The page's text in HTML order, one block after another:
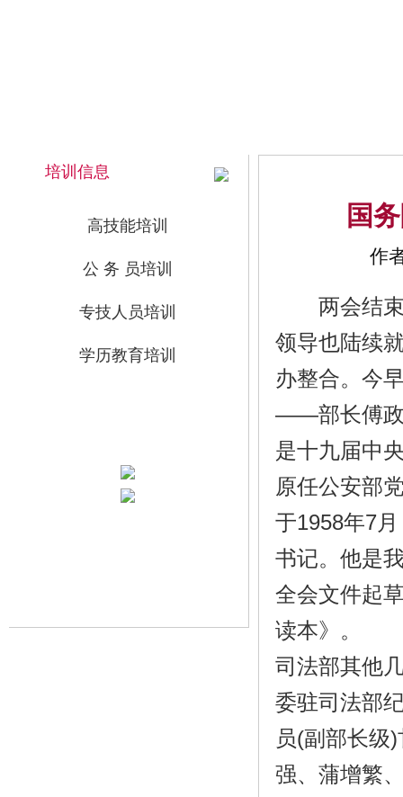
培训信息
高技能培训
公 务 员培训
专技人员培训
学历教育培训
国
作
两会结束
领导也陆续
办整合。今
——部长傅
是十九届中
原任公安部
于1958年7
书记。他是
全会文件起
读本》。
司法部其他
委驻司法部
员(副部长级
强、蒲增繁